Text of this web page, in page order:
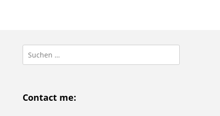
Suchen
nach:
Contact me: